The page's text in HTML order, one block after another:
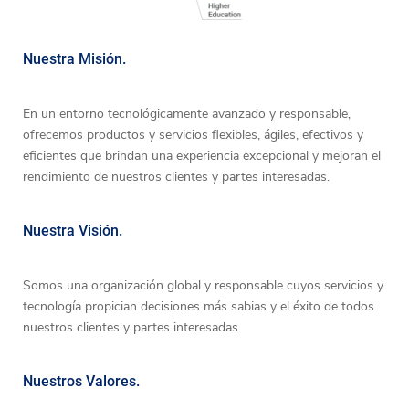
Nuestra Misión.
En un entorno tecnológicamente avanzado y responsable,
ofrecemos productos y servicios flexibles, ágiles, efectivos y
eficientes que brindan una experiencia excepcional y mejoran el
rendimiento de nuestros clientes y partes interesadas.
Nuestra Visión.
Somos una organización global y responsable cuyos servicios y
tecnología propician decisiones más sabias y el éxito de todos
nuestros clientes y partes interesadas.
Nuestros Valores.